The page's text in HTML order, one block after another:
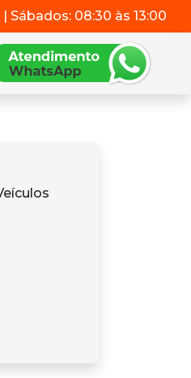
Sábados: 08:30 às 13:00